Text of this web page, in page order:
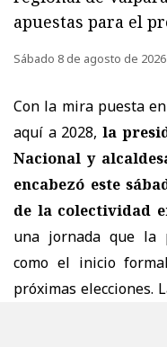
apuestas para el
Sábado 8 de agosto de 2026
Con la mira puesta
aquí a 2028,la
Nacional y
encabezó este
de la colectividad
una jornada que la
como el inicio
próximas elecciones.